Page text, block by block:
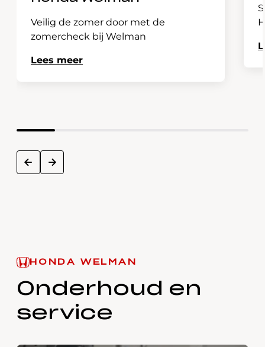
Veilig de zomer door met de
zomercheck bij Welman
Lees meer
prev next
HONDA WELMAN
Onderhoud en
service